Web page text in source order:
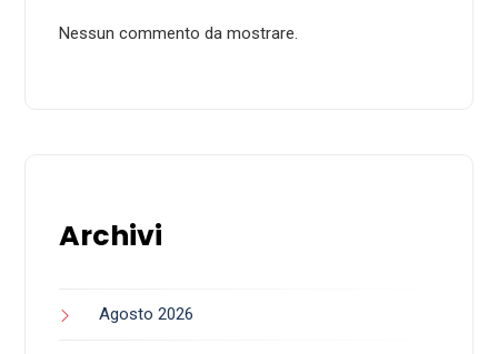
Nessun commento da mostrare.
Archivi
Agosto 2026